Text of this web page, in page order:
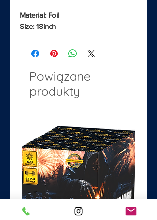
Material: Foil
Size: 18inch
Powiązane
produkty